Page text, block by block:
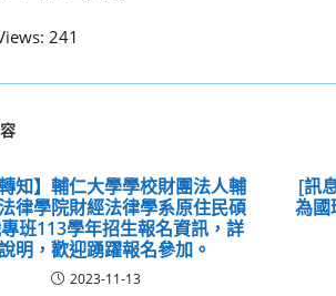
241
轉知】輔仁大學學校財團法人輔
律學院財經法律學系原住民碩
班113學年招生報名資訊，詳
明，歡迎踴躍報名參加。
2023-11-13
[訊
為國